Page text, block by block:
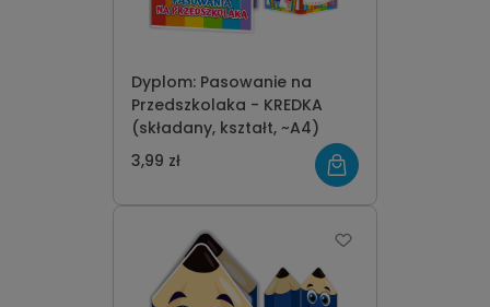
Dyplom: Pasowanie na
Przedszkolaka - KREDKA
(składany, kształt, ~A4)
3,99 zł